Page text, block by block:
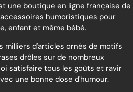
une boutique en ligne française de
humoristiques pour
enfant et même bébé.
milliers d'articles ornés de motifs
drôles sur de nombreux
satisfaire tous les goûts et ravir
une bonne dose d'humour.